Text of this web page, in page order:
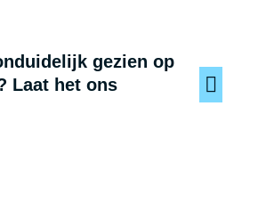
gezien op
Laat het ons